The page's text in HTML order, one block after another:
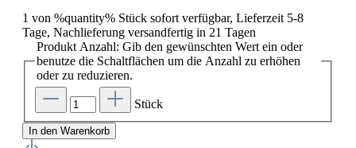
1 von %quantity% Stück sofort verfügbar, Lieferzeit 5-8
Tage, Nachlieferung versandfertig in 21 Tagen
Produkt Anzahl: Gib den gewünschten Wert ein oder
benutze die Schaltflächen um die Anzahl zu erhöhen
oder zu reduzieren.
Stück
In den Warenkorb